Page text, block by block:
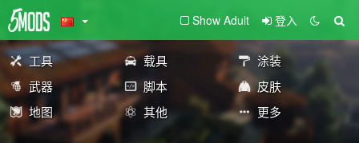
Show Adult 登入
工具 载具
涂装
武器
脚本
皮肤
地图
其他 更多